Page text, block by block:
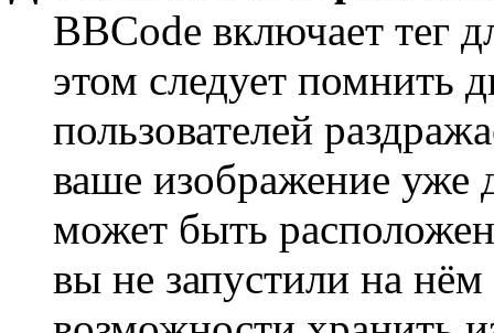
BBCode включает тег
этом следует помнить
пользователей
ваше изображение уже
может быть
вы не запустили на